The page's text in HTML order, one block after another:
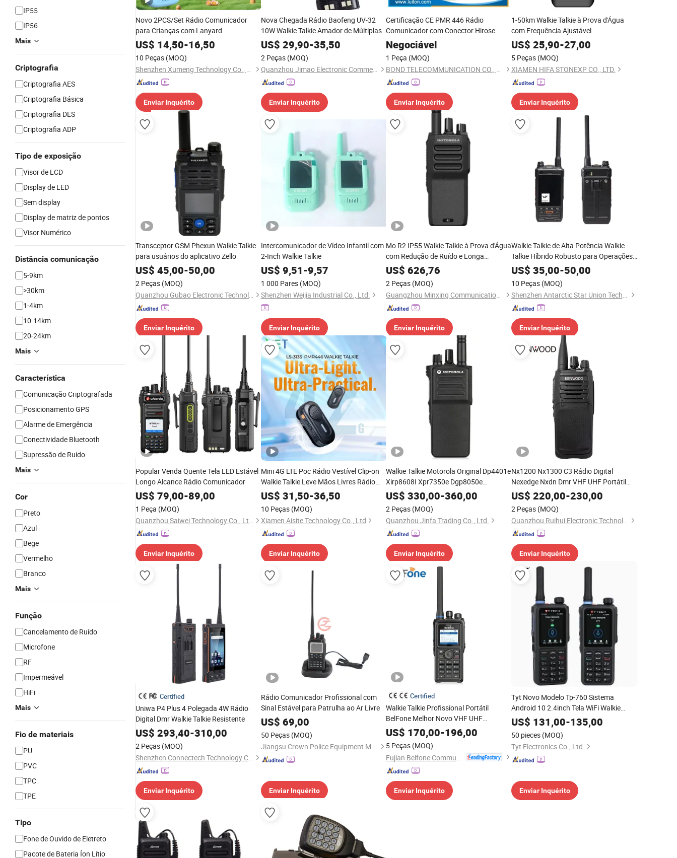
IP55
IP56
Mais
Criptografia
Criptografia AES
Criptografia Básica
Criptografia DES
Criptografia ADP
Tipo de exposição
Visor de LCD
Display de LED
Sem display
Display de matriz de pontos
Visor Numérico
Distância comunicação
5-9km
>30km
1-4km
10-14km
20-24km
Mais
Característica
Comunicação Criptografada
Posicionamento GPS
Alarme de Emergência
Conectividade Bluetooth
Supressão de Ruído
Mais
Cor
Preto
Azul
Bege
Vermelho
Branco
Mais
Função
Cancelamento de Ruído
Microfone
RF
Impermeável
HiFi
Mais
Fio de materiais
PU
PVC
TPC
TPE
Tipo
Fone de Ouvido de Eletreto
Pacote de Bateria Íon Lítio
Novo 2PCS/Set Rádio Comunicador
para Crianças com Lanyard
US$ 14,50-16,50
10 Peças (MOQ)
Shenzhen Xumeng Technology Co., Ltd.
Enviar Inquérito
Nova Chegada Rádio Baofeng UV-32
10W Walkie Talkie Amador de Múltiplas
Bandas UHF VHF Rádio de Aviação GPS
APP Ler Escrever Frequência
US$ 29,90-35,50
2 Peças (MOQ)
Quanzhou Jimao Electronic Commerce Co., Ltd.
Enviar Inquérito
Certificação CE PMR 446 Rádio
Comunicador com Conector Hirose
Negociável
1 Peça (MOQ)
BOND TELECOMMUNICATION CO., LIMITED
Enviar Inquérito
1-50km Walkie Talkie à Prova d'Água
com Frequência Ajustável
US$ 25,90-27,00
5 Peças (MOQ)
XIAMEN HIFA STONEXP CO., LTD.
Enviar Inquérito
Transceptor GSM Phexun Walkie Talkie
para usuários do aplicativo Zello
US$ 45,00-50,00
2 Peças (MOQ)
Quanzhou Gubao Electronic Technology Co., Ltd.
Enviar Inquérito
Intercomunicador de Vídeo Infantil com
2-Inch Walkie Talkie
US$ 9,51-9,57
1 000 Pares (MOQ)
Shenzhen Weijia Industrial Co., Ltd.
Enviar Inquérito
Mo R2 IP55 Walkie Talkie à Prova d'Água
com Redução de Ruído e Longa
Duração
US$ 626,76
2 Peças (MOQ)
Guangzhou Minxing Communication Equipment Co., Ltd.
Enviar Inquérito
Walkie Talkie de Alta Potência Walkie
Talkie Híbrido Robusto para Operações
de Campo
US$ 35,00-50,00
10 Peças (MOQ)
Shenzhen Antarctic Star Union Technology Co., Ltd.
Enviar Inquérito
Popular Venda Quente Tela LED Estável
Longo Alcance Rádio Comunicador
US$ 79,00-89,00
1 Peça (MOQ)
Quanzhou Saiwei Technology Co., Ltd.
Enviar Inquérito
Mini 4G LTE Poc Rádio Vestível Clip-on
Walkie Talkie Leve Mãos Livres Rádio
Bidirecional para Hotel Restaurante
US$ 31,50-36,50
10 Peças (MOQ)
Xiamen Aisite Technology Co., Ltd
Enviar Inquérito
Walkie Talkie Motorola Original Dp4401e
Xirp8608I Xpr7350e Dgp8050e
Adequado para Rádio Portátil UHF/VHF
Intercomunicador Digital
US$ 330,00-360,00
2 Peças (MOQ)
Quanzhou Jinfa Trading Co., Ltd.
Enviar Inquérito
Nx1200 Nx1300 C3 Rádio Digital
Nexedge Nxdn Dmr VHF UHF Portátil
Comunicador
US$ 220,00-230,00
2 Peças (MOQ)
Quanzhou Ruihui Electronic Technology Co., Ltd.
Enviar Inquérito
Certified
Uniwa P4 Plus 4 Polegada 4W Rádio
Digital Dmr Walkie Talkie Resistente
US$ 293,40-310,00
2 Peças (MOQ)
Shenzhen Connectech Technology Co., Ltd.
Enviar Inquérito
Rádio Comunicador Profissional com
Sinal Estável para Patrulha ao Ar Livre
US$ 69,00
50 Peças (MOQ)
Jiangsu Crown Police Equipment Manufacturing Co., Ltd.
Enviar Inquérito
Certified
Walkie Talkie Profissional Portátil
BelFone Melhor Novo VHF UHF
Frequência Digital DMR Rádio
Bidirecional Walkie Talkie (BP660)
US$ 170,00-196,00
5 Peças (MOQ)
Enviar Inquérito
Tyt Novo Modelo Tp-760 Sistema
Android 10 2.4inch Tela WiFi Walkie
Talkie
US$ 131,00-135,00
50 pieces (MOQ)
Tyt Electronics Co., Ltd.
Enviar Inquérito